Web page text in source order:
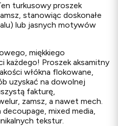
turkusowy proszek
stanowiąc doskonałe
lub jasnych motywów
miękkiego
każdego! Proszek aksamitny
włókna flokowane,
uzyskać na dowolnej
fakturę,
zamsz, a nawet mech.
mixed media,
tekstur.